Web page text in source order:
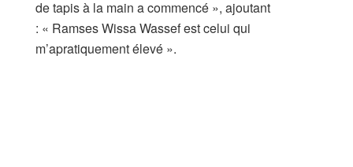
de tapis à la main a commencé », ajoutant
: « Ramses Wissa Wassef est celui qui
m’apratiquement élevé ».